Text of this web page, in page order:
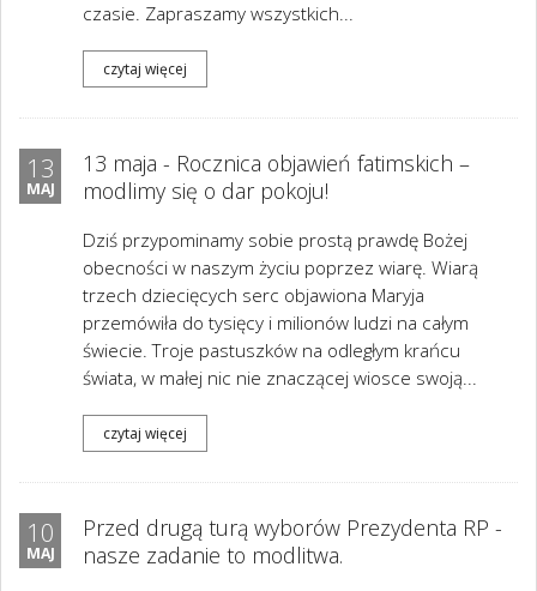
czasie. Zapraszamy wszystkich...
czytaj więcej
13
MAJ
13 maja - Rocznica objawień fatimskich –
modlimy się o dar pokoju!
Dziś przypominamy sobie prostą prawdę Bożej
obecności w naszym życiu poprzez wiarę. Wiarą
trzech dziecięcych serc objawiona Maryja
przemówiła do tysięcy i milionów ludzi na całym
świecie. Troje pastuszków na odległym krańcu
świata, w małej nic nie znaczącej wiosce swoją...
czytaj więcej
10
MAJ
Przed drugą turą wyborów Prezydenta RP -
nasze zadanie to modlitwa.